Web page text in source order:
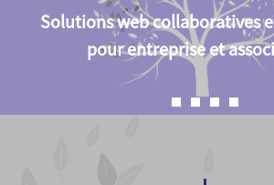
Solutions web collaboratives
pour entreprise et